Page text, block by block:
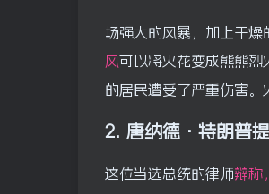
场强大的风暴，加上干燥
风可以将火花变成熊熊烈
的居民遭受了严重伤害。
2. 唐纳德·特朗普提
这位当选总统的律师辩称